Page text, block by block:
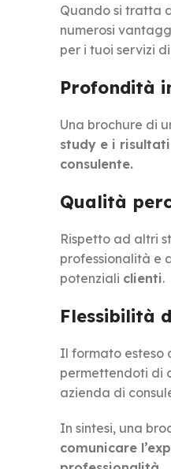
Quando si tratta
numerosi
per i tuoi servizi
Profondità
Una brochure di
study e i
consulente.
Qualità
Rispetto ad altri
professionalità e
potenziali clienti.
Flessibilità
Il formato esteso
permettendoti di
azienda di
In sintesi, una
comunicare